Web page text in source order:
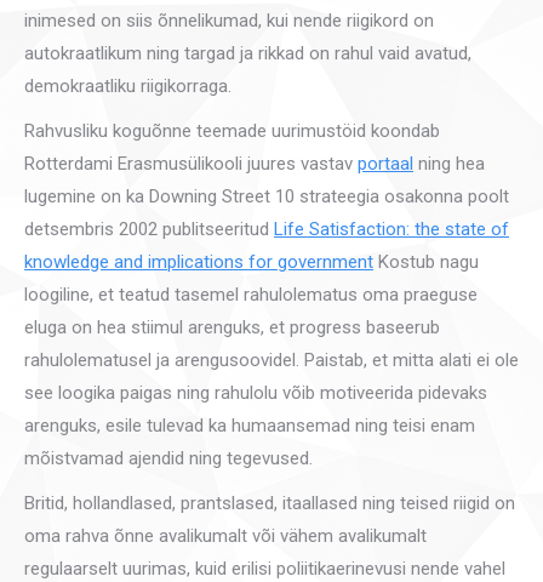
inimesed on siis õnnelikumad, kui nende riigikord on
autokraatlikum ning targad ja rikkad on rahul vaid avatud,
demokraatliku riigikorraga.
Rahvusliku koguõnne teemade uurimustöid koondab
Rotterdami Erasmusülikooli juures vastav portaal ning hea
lugemine on ka Downing Street 10 strateegia osakonna poolt
detsembris 2002 publitseeritud Life Satisfaction: the state of
knowledge and implications for government Kostub nagu
loogiline, et teatud tasemel rahulolematus oma praeguse
eluga on hea stiimul arenguks, et progress baseerub
rahulolematusel ja arengusoovidel. Paistab, et mitta alati ei ole
see loogika paigas ning rahulolu võib motiveerida pidevaks
arenguks, esile tulevad ka humaansemad ning teisi enam
mõistvamad ajendid ning tegevused.
Britid, hollandlased, prantslased, itaallased ning teised riigid on
oma rahva õnne avalikumalt või vähem avalikumalt
regulaarselt uurimas, kuid erilisi poliitikaerinevusi nende vahel